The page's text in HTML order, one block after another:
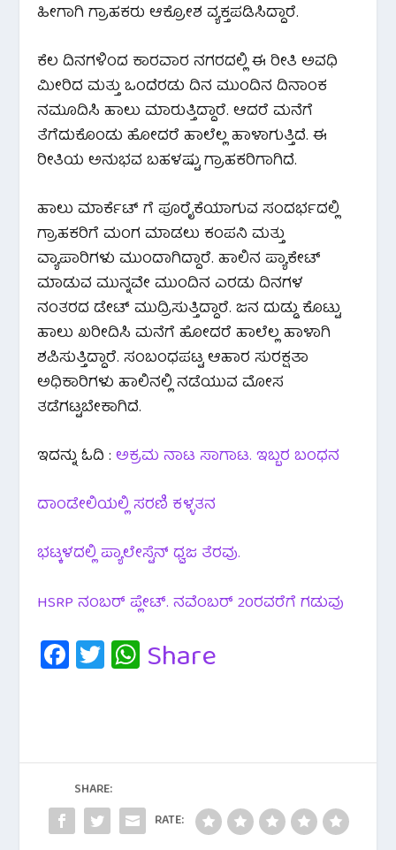
ಹೀಗಾಗಿ ಗ್ರಾಹಕರು ಆಕ್ರೋಶ ವ್ಯಕ್ತಪಡಿಸಿದ್ದಾರೆ.
ಕೆಲ ದಿನಗಳಿಂದ ಕಾರವಾರ ನಗರದಲ್ಲಿ ಈ ರೀತಿ ಅವಧಿ
ಮೀರಿದ ಮತ್ತು ಒಂದೆರಡು ದಿನ ಮುಂದಿನ ದಿನಾಂಕ
ನಮೂದಿಸಿ ಹಾಲು ಮಾರುತ್ತಿದ್ದಾರೆ. ಆದರೆ ಮನೆಗೆ
ತೆಗೆದುಕೊಂಡು ಹೋದರೆ ಹಾಲೆಲ್ಲ ಹಾಳಾಗುತ್ತಿದೆ. ಈ
ರೀತಿಯ ಅನುಭವ ಬಹಳಷ್ಟು ಗ್ರಾಹಕರಿಗಾಗಿದೆ.
ಹಾಲು ಮಾರ್ಕೆಟ್ ಗೆ ಪೂರೈಕೆಯಾಗುವ ಸಂದರ್ಭದಲ್ಲಿ
ಗ್ರಾಹಕರಿಗೆ ಮಂಗ ಮಾಡಲು ಕಂಪನಿ ಮತ್ತು
ವ್ಯಾಪಾರಿಗಳು ಮುಂದಾಗಿದ್ದಾರೆ. ಹಾಲಿನ ಪ್ಯಾಕೇಟ್
ಮಾಡುವ ಮುನ್ನವೇ ಮುಂದಿನ ಎರಡು ದಿನಗಳ
ನಂತರದ ಡೇಟ್ ಮುದ್ರಿಸುತ್ತಿದ್ದಾರೆ. ಜನ ದುಡ್ಡು ಕೊಟ್ಟು
ಹಾಲು ಖರೀದಿಸಿ ಮನೆಗೆ ಹೋದರೆ ಹಾಲೆಲ್ಲ ಹಾಳಾಗಿ
ಶಪಿಸುತ್ತಿದ್ದಾರೆ. ಸಂಬಂಧಪಟ್ಟ ಆಹಾರ ಸುರಕ್ಷತಾ
ಅಧಿಕಾರಿಗಳು ಹಾಲಿನಲ್ಲಿ ನಡೆಯುವ ಮೋಸ
ತಡೆಗಟ್ಟಬೇಕಾಗಿದೆ.
ಇದನ್ನು ಓದಿ :ಅಕ್ರಮ ನಾಟ ಸಾಗಾಟ. ಇಬ್ಬರ ಬಂಧನ
ದಾಂಡೇಲಿಯಲ್ಲಿ ಸರಣಿ ಕಳ್ಳತನ
ಭಟ್ಕಳದಲ್ಲಿ ಪ್ಯಾಲೇಸ್ಟೆನ್ ಧ್ವಜ ತೆರವು.
HSRP ನಂಬರ್ ಪ್ಲೇಟ್. ನವೆಂಬರ್ 20ರವರೆಗೆ ಗಡುವು
Fa
c
o
o
k
T
wi
W
A
p
p
Share
SHARE:
RATE: